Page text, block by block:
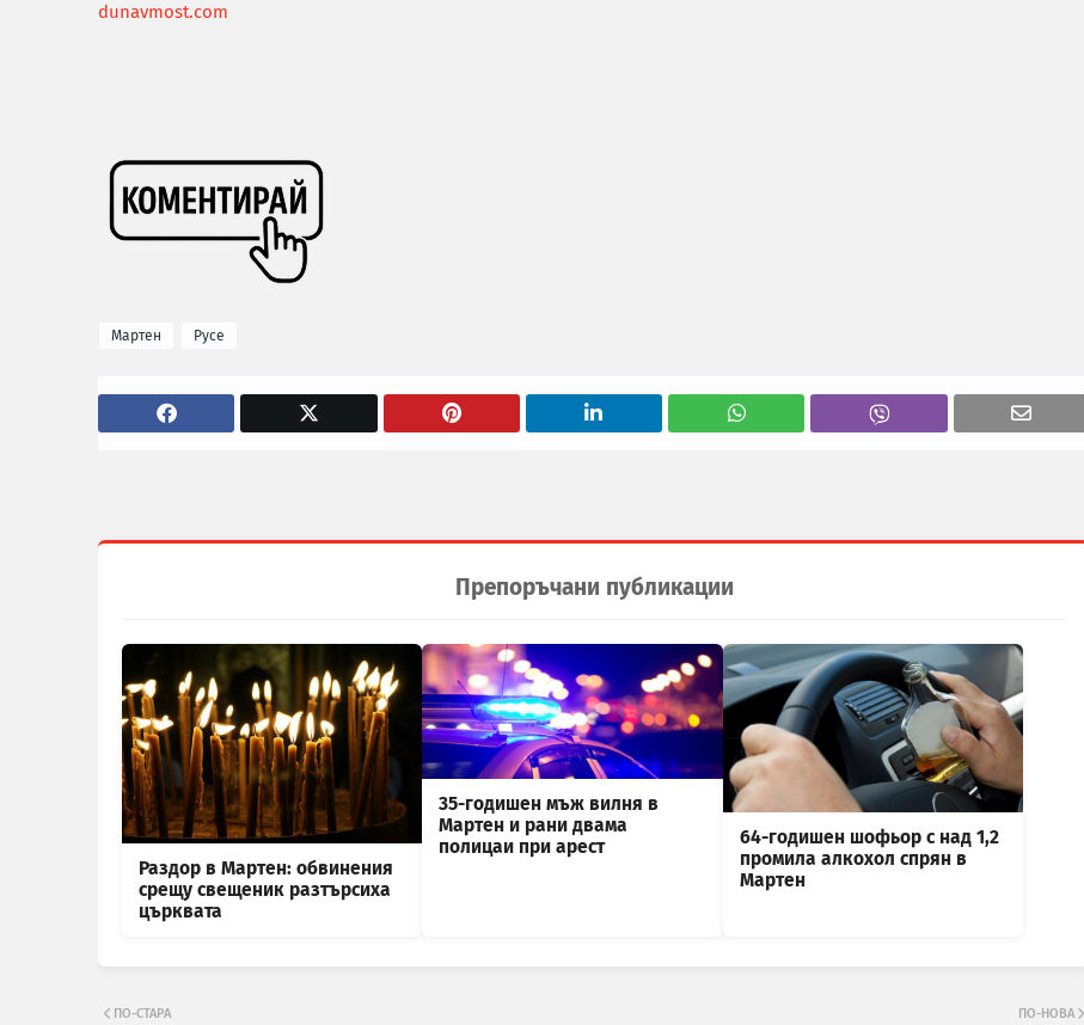
dunavmost.com
Мартен Русе
Препоръчани публикации
Раздор в Мартен: обвинения
срещу свещеник разтърсиха
църквата
35-годишен мъж вилня в
Мартен и рани двама
полицаи при арест
64-годишен шофьор с над 1,2
промила алкохол спрян в
Мартен
ПО-НОВА
ПО-СТАРА